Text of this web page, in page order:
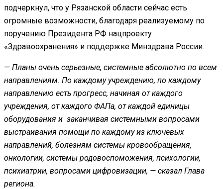
подчеркнул, что у Рязанской области сейчас есть
огромные возможности, благодаря реализуемому по
поручению Президента РФ нацпроекту
«Здравоохранения» и поддержке Минздрава России.
— Планы очень серьезные, системные абсолютно по всем
направлениям. По каждому учреждению, по каждому
направлению есть прогресс, начиная от каждого
учреждения, от каждого ФАПа, от каждой единицы
оборудования и заканчивая системными вопросами
выстраивания помощи по каждому из ключевых
направлений, болезням системы кровообращения,
онкологии, системы родовоспоможения, психологии,
психиатрии, вопросами цифровизации, — сказал Глава
региона.